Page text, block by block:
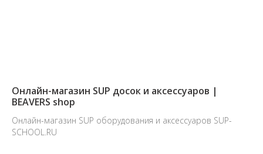
Онлайн-магазин SUP досок и аксессуаров |
BEAVERS shop
Онлайн-магазин SUP оборудования и аксессуаров SUP-
SCHOOL.RU